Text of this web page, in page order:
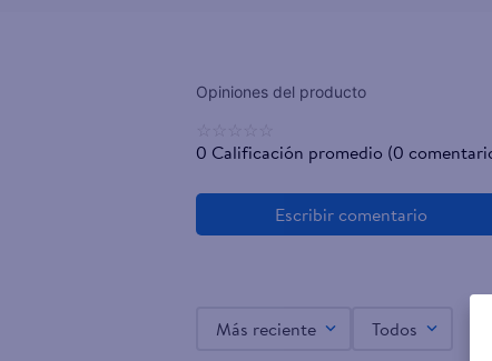
0 Calificación promedio (0
Más reciente Todos